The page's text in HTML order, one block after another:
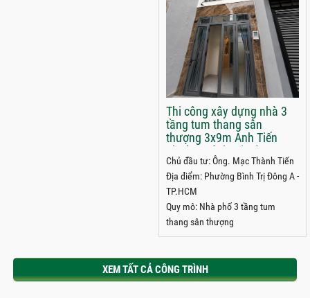
Thi công xây dựng nhà 3
tầng tum thang sân
thượng 3x9m Anh Tiến
phường Bình Trị Đông A,
TPHCM
Chủ đầu tư: Ông. Mạc Thành Tiến
Địa điểm: Phường Bình Trị Đông A -
TP.HCM
Quy mô: Nhà phố 3 tầng tum
thang sân thượng
XEM TẤT CẢ CÔNG TRÌNH